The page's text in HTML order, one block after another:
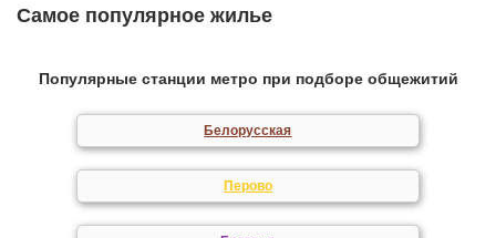
Самое популярное жилье
Популярные станции метро при подборе общежитий
Белорусская
Перово